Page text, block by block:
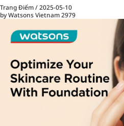
Trang Điểm/2025-05-10
by Watsons Vietnam2979